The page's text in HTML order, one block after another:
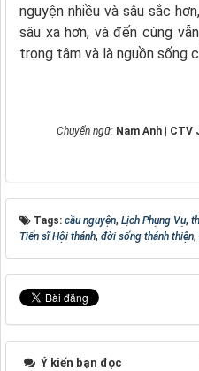
nguyện nhiều và sâu sắc
sâu xa hơn, và đến cùng
trọng tâm và là nguồn sống
Chuyển ngữ: Nam Anh | CTV
Tags: cầu nguyện, Lịch Phụng Vụ,
Tiến sĩ Hội thánh, đời sống thánh thiện,
Ý kiến bạn đọc